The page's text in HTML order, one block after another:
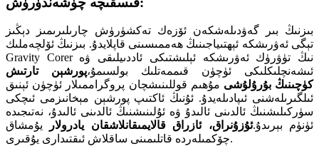
بىزنىڭ بىر گەۋدىلەشكەن ئۆزەك تەكشۈرۈش چارىلىرىمىز دېڭىز
تېگى ئەۋرىشكە ئېھتىياجىنىڭ ھەممىسىنى قاپلايدۇ. بىزنىڭ ئۆلچەملىك
Gravity Corer نىڭ تۈۋرۈك ئەۋرىشكە ئېلىشتىكى ئاددىيلىقى ۋە
ئىشەنچلىكلىكى ئۈچۈن قىممەتلىك بولسىمۇ،پورشېن تارتىش
كۈچىنىڭ بۇرۇلۇشى مۇھىم قوللىنىشچان پروگراممىلار ئۈچۈن ئېنىق
ئىلگىرىلەشنى ئىپادىلەيدۇ. ئۇنىڭ ئاكتىپ پورشېن مېخانىزمى ئىچكى
سۈركىلىشنىڭ ئالدىنى ئالىدۇ ۋە ئۇلىنىشنىڭ ئالدىنى ئالىدۇ، نەتىجىدە
ئۈنۈم بېرىدۇ.ئۇزۇنراق، ئازراق قالايمىقانلاشقان يادرولار
يۇمشاق
چۆكمىلەردە قاتلىمىنى ساقلاش ئىقتىدارى يۇقىرى.